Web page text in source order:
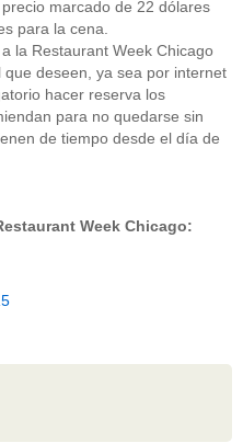
marcado de 22 dólares
para la cena.
la Restaurant Week Chicago
deseen, ya sea por internet
hacer reserva los
para no quedarse sin
de tiempo desde el día de
Week Chicago: